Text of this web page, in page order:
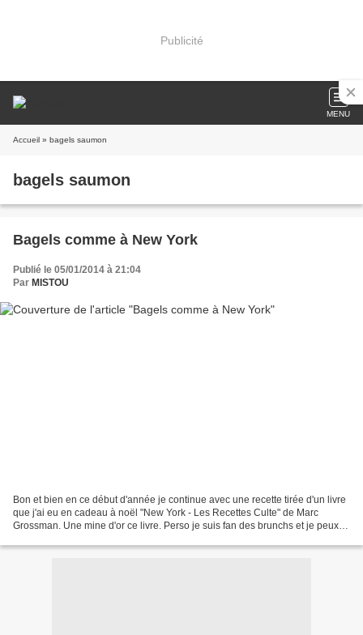
Publicité
MENU
Accueil » bagels saumon
bagels saumon
Bagels comme à New York
Publié le 05/01/2014 à 21:04
Par MISTOU
Bon et bien en ce début d'année je continue avec une recette tirée d'un livre
que j'ai eu en cadeau à noël "New York - Les Recettes Culte" de Marc
Grossman. Une mine d'or ce livre. Perso je suis fan des brunchs et je peux